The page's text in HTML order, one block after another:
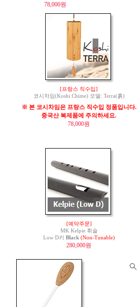
78,000원
[프랑스 직수입]
코시차임(Koshi Chime) 모델: Terra(흙)
※ 본 코시차임은 프랑스 직수입 정품입니다.
중국산 복제품에 주의하세요.
78,000원
[예약주문]
MK Kelpie 휘슬
Low D키 Black (Non-Tunable)
280,000원